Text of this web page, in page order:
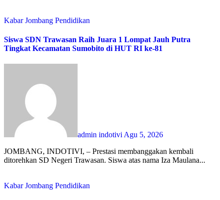
Kabar Jombang Pendidikan
Siswa SDN Trawasan Raih Juara 1 Lompat Jauh Putra
Tingkat Kecamatan Sumobito di HUT RI ke-81
admin indotivi Agu 5, 2026
JOMBANG, INDOTIVI, – Prestasi membanggakan kembali
ditorehkan SD Negeri Trawasan. Siswa atas nama Iza Maulana...
Kabar Jombang Pendidikan